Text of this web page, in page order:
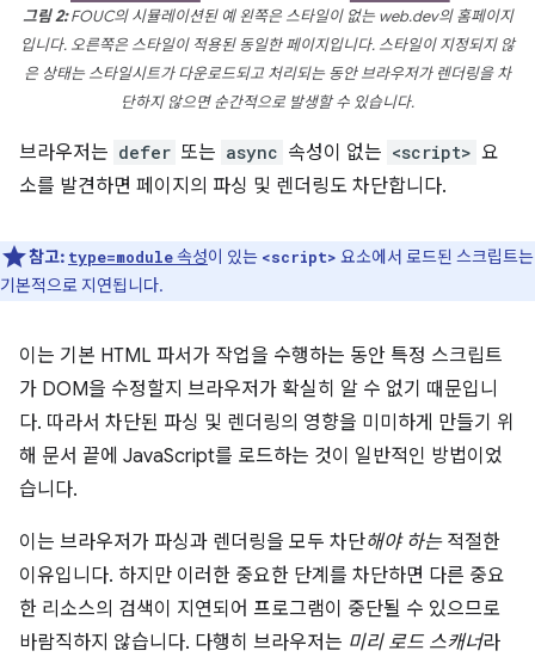
그림 2:FOUC의 시뮬레이션된 예 왼쪽은 스타일이 없는 web.dev의 홈페이지
입니다. 오른쪽은 스타일이 적용된 동일한 페이지입니다. 스타일이 지정되지 않
은 상태는 스타일시트가 다운로드되고 처리되는 동안 브라우저가 렌더링을 차
단하지 않으면 순간적으로 발생할 수 있습니다.
브라우저는 defer 또는 async 속성이 없는 <script> 요
소를 발견하면 페이지의 파싱 및 렌더링도 차단합니다.
참고: type=module속성이 있는 <script> 요소에서 로드된 스크립트는
기본적으로 지연됩니다.
이는 기본 HTML 파서가 작업을 수행하는 동안 특정 스크립트
가 DOM을 수정할지 브라우저가 확실히 알 수 없기 때문입니
다. 따라서 차단된 파싱 및 렌더링의 영향을 미미하게 만들기 위
해 문서 끝에 JavaScript를 로드하는 것이 일반적인 방법이었
습니다.
이는 브라우저가 파싱과 렌더링을 모두 차단해야 하는적절한
이유입니다. 하지만 이러한 중요한 단계를 차단하면 다른 중요
한 리소스의 검색이 지연되어 프로그램이 중단될 수 있으므로
바람직하지 않습니다. 다행히 브라우저는 미리 로드 스캐너라